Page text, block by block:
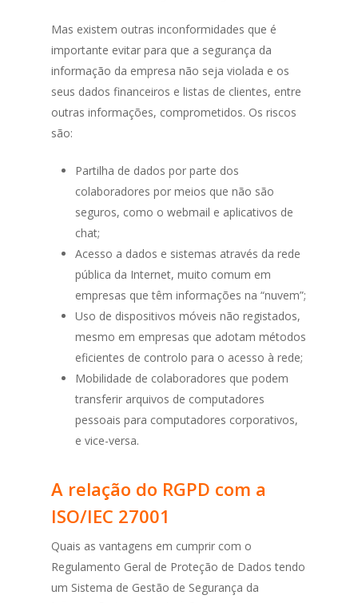
Mas existem outras inconformidades que é
importante evitar para que a segurança da
informação da empresa não seja violada e os
seus dados financeiros e listas de clientes, entre
outras informações, comprometidos. Os riscos
são:
Partilha de dados por parte dos
colaboradores por meios que não são
seguros, como o webmail e aplicativos de
chat;
Acesso a dados e sistemas através da rede
pública da Internet, muito comum em
empresas que têm informações na “nuvem”;
Uso de dispositivos móveis não registados,
mesmo em empresas que adotam métodos
eficientes de controlo para o acesso à rede;
Mobilidade de colaboradores que podem
transferir arquivos de computadores
pessoais para computadores corporativos,
e vice-versa.
A relação do RGPD com a
ISO/IEC 27001
Quais as vantagens em cumprir com o
Regulamento Geral de Proteção de Dados tendo
um Sistema de Gestão de Segurança da